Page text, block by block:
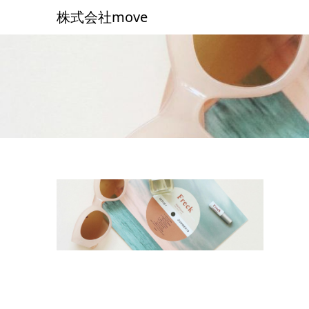
株式会社move